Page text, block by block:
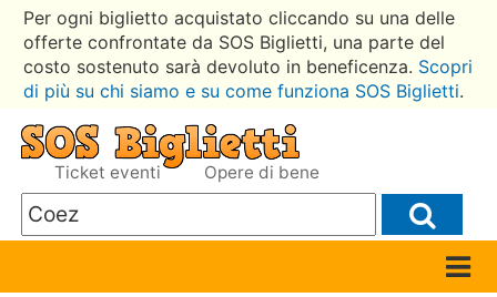
Per ogni biglietto acquistato cliccando su una delle
offerte confrontate da SOS Biglietti, una parte del
costo sostenuto sarà devoluto in beneficenza. Scopri
di più su chi siamo e su come funziona SOS Biglietti.
Ticket eventi Opere di bene